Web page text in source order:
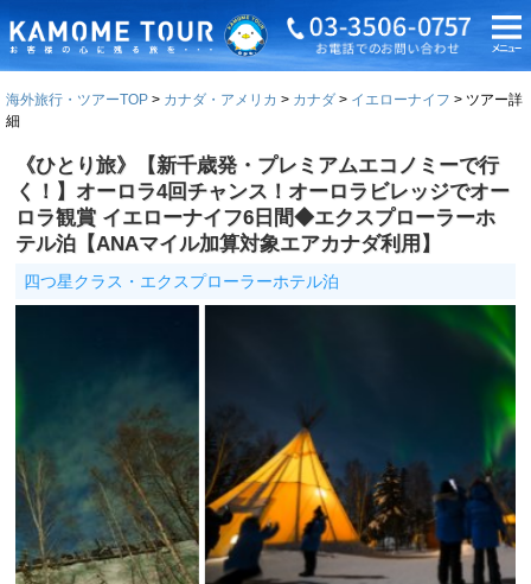
海外旅行・ツアーTOP カナダ・アメリカ カナダ イエローナイフ
ツアー詳
細
《ひとり旅》【新千歳発・プレミアムエコノミーで行
く！】オーロラ4回チャンス！オーロラビレッジでオー
ロラ観賞 イエローナイフ6日間◆エクスプローラーホ
テル泊【ANAマイル加算対象エアカナダ利用】
四つ星クラス・エクスプローラーホテル泊